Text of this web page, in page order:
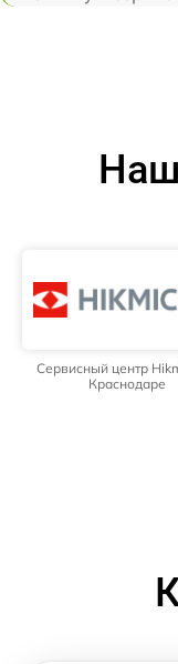
Сервисный центр
Краснодаре